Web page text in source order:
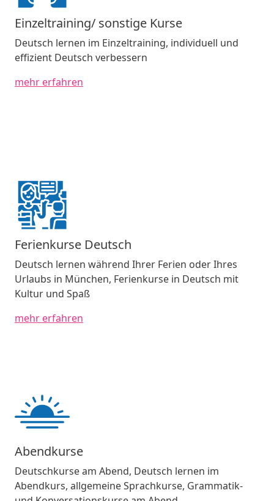
Einzeltraining/ sonstige Kurse
Deutsch lernen im Einzeltraining, individuell und
effizient Deutsch verbessern
mehr erfahren
Ferienkurse Deutsch
Deutsch lernen während Ihrer Ferien oder Ihres
Urlaubs in München, Ferienkurse in Deutsch mit
Kultur und Spaß
mehr erfahren
Abendkurse
Deutschkurse am Abend, Deutsch lernen im
Abendkurs, allgemeine Sprachkurse, Grammatik-